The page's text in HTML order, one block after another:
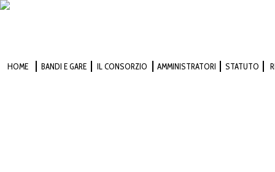
HOME BANDI E GARE IL CONSORZIO AMMINISTRATORI STATUTO